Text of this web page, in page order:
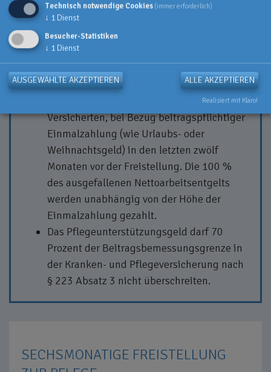
90 Prozent des ausgefallenen
Nettoarbeitsentgelts aus dem
beitragspflichtigen Arbeitsentgelt der
Versicherten.
Nettoarbeitsentgelts aus
beitragspflichtigem Arbeitsentgelt der
Versicherten, bei Bezug beitragspflichtiger
Einmalzahlung (wie Urlaubs- oder
Weihnachtsgeld) in den letzten zwölf
Monaten vor der Freistellung. Die 100 %
des ausgefallenen Nettoarbeitsentgelts
werden unabhängig von der Höhe der
Einmalzahlung gezahlt.
Das Pflegeunterstützungsgeld darf 70
Prozent der Beitragsbemessungsgrenze in
der Kranken- und Pflegeversicherung nach
§ 223 Absatz 3 nicht überschreiten.
SECHSMONATIGE FREISTELLUNG
Technisch notwendige Cookies (immer erforderlich)
↓ 1 Dienst
Besucher-Statistiken
↓ 1 Dienst
AUSGEWÄHLTE AKZEPTIEREN ALLE AKZEPTIEREN
Realisiert mit Klaro!